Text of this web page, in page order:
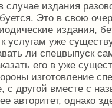
издания
Это в свою
издания,
к услугам уже
ли спецвыпуск
его в уже
изготовление
с другой вместе с
авторитет, однако